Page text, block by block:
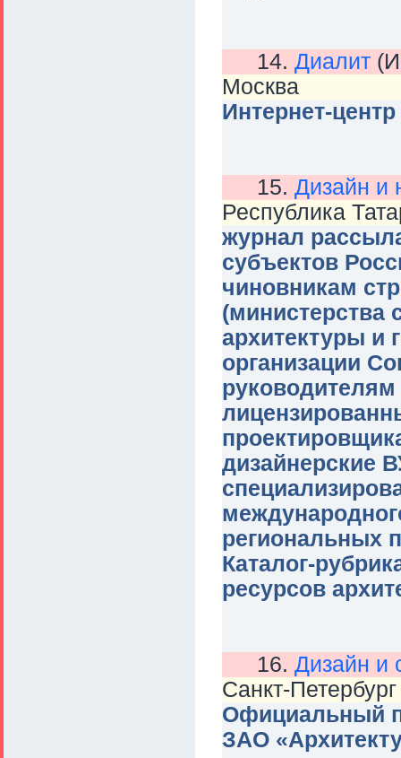
14. Диалит
Москва
Интернет-
15. Дизайн и
Республика
журнал
субъектов
чиновникам
(министерства
архитектуры и
организации
дизайнерские
региональных
Каталог-
ресурсов
16. Дизайн и
Санкт-Петербург
Официальный
ЗАО